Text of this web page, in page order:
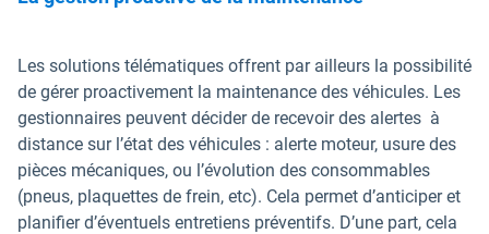
Les solutions télématiques offrent par ailleurs la possibilité
de gérer proactivement la maintenance des véhicules. Les
gestionnaires peuvent décider de recevoir des alertes à
distance sur l’état des véhicules : alerte moteur, usure des
pièces mécaniques, ou l’évolution des consommables
(pneus, plaquettes de frein, etc). Cela permet d’anticiper et
planifier d’éventuels entretiens préventifs. D’une part, cela